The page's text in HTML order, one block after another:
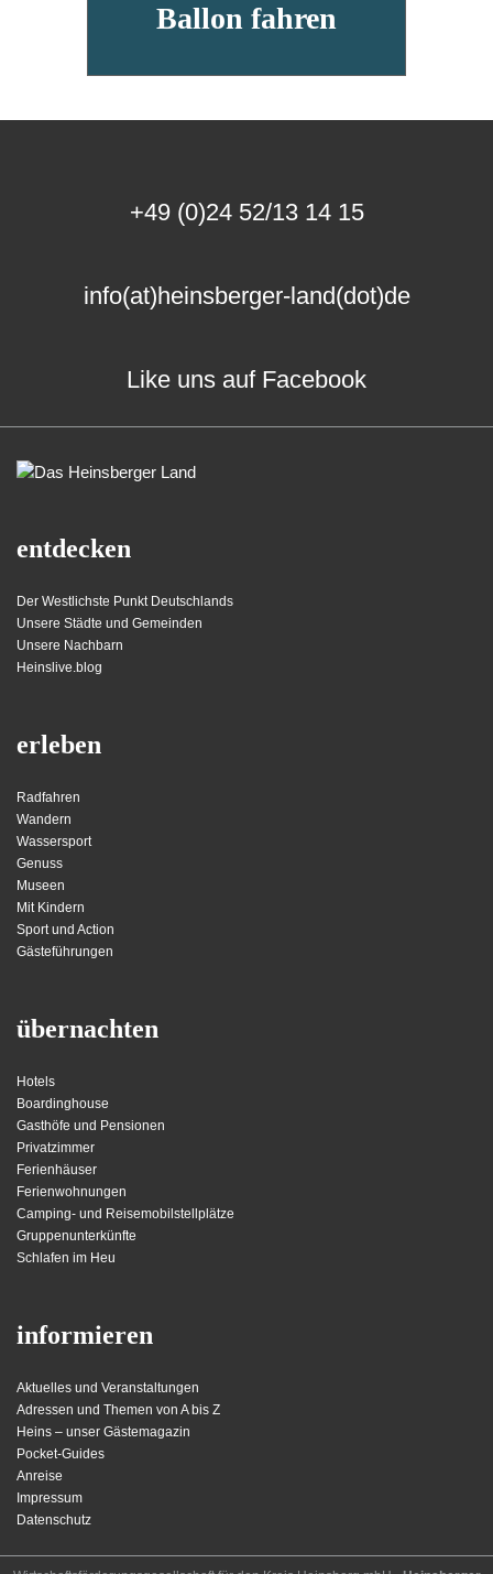
Ballon fahren
+49 (0)24 52/13 14 15
info(at)heinsberger-land(dot)de
Like uns auf Facebook
entdecken
Der Westlichste Punkt Deutschlands
Unsere Städte und Gemeinden
Unsere Nachbarn
Heinslive.blog
erleben
Radfahren
Wandern
Wassersport
Genuss
Museen
Mit Kindern
Sport und Action
Gästeführungen
übernachten
Hotels
Boardinghouse
Gasthöfe und Pensionen
Privatzimmer
Ferienhäuser
Ferienwohnungen
Camping- und Reisemobilstellplätze
Gruppenunterkünfte
Schlafen im Heu
informieren
Aktuelles und Veranstaltungen
Adressen und Themen von A bis Z
Heins – unser Gästemagazin
Pocket-Guides
Anreise
Impressum
Datenschutz